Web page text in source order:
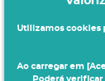
Utilizamos cookies
Ao carregar em
Poderá